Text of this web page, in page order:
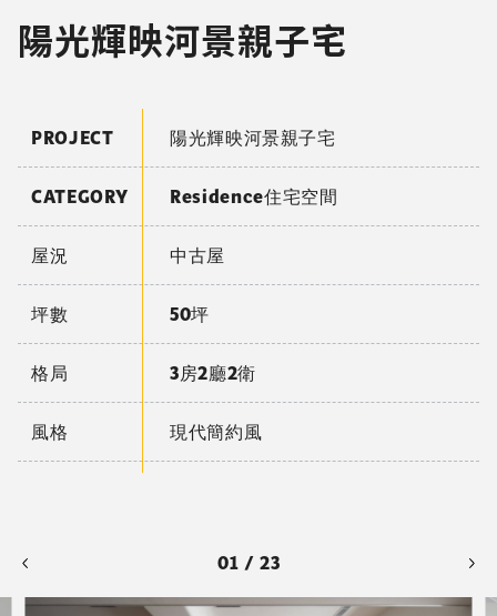
陽光輝映河景親子宅
PROJECT 陽光輝映河景親子宅
CATEGORY Residence住宅空間
屋況 中古屋
坪數 50坪
格局 3房2廳2衛
風格 現代簡約風
01 / 23